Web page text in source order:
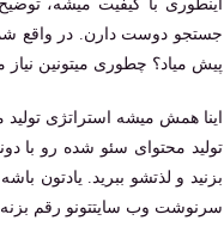
اینطوری با کیفیت میشه،
جستجو دوست دارن. در واقع
پیش میاد؟ چطوری میتونین نیاز
اینا همش میشه استراتژی
تولید محتوای سئو شده رو با
بزنید و لذتشو ببرید. یادتون
سرنوشت وب سایتتونو رقم